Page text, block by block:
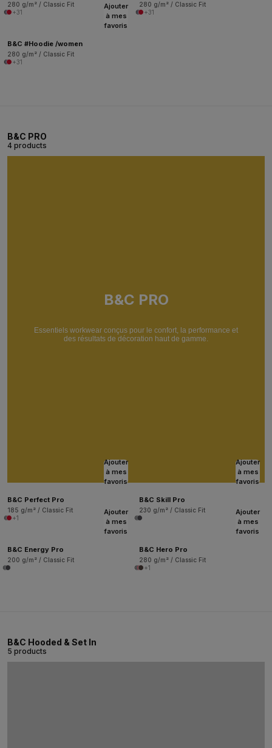
280 g/m² / Classic Fit
+31
280 g/m² / Classic Fit
+31
Ajouter
à mes
favoris
B&C #Hoodie /women
280 g/m² / Classic Fit
+31
B&C PRO
4 products
B&C PRO
Essentiels workwear conçus pour le confort, la performance et
des résultats de décoration haut de gamme.
Ajouter
à mes
favoris
B&C Perfect Pro
185 g/m² / Classic Fit
+1
Ajouter
à mes
favoris
B&C Skill Pro
230 g/m² / Classic Fit
Ajouter
à mes
favoris
B&C Energy Pro
200 g/m² / Classic Fit
Ajouter
à mes
favoris
B&C Hero Pro
280 g/m² / Classic Fit
+1
B&C Hooded & Set In
5 products